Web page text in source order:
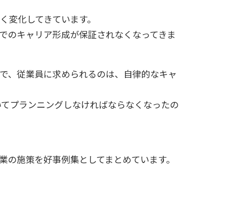
化してきています。
のキャリア形成が保証されなくなってきま
、従業員に求められるのは、自律的なキャ
プランニングしなければならなくなったの
施策を好事例集としてまとめています。